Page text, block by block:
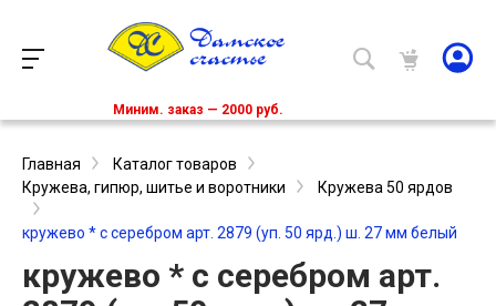
Миним. заказ — 2000 руб.
Главная
Каталог товаров
Кружева, гипюр, шитье и воротники
Кружева 50 ярдов
кружево * с серебром арт. 2879 (уп. 50 ярд.) ш. 27 мм белый
кружево * с серебром арт.